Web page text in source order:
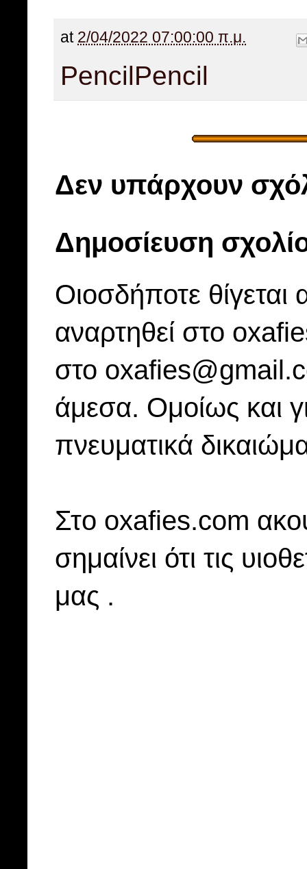
at 2/04/2022 07:00:00 π.μ.
PencilPencil
Δεν υπάρχουν
Δημοσίευση
Οιοσδήποτε
αναρτηθεί στο
στο
άμεσα. Ομοίως και
πνευματικά
Στo oxafies.com
σημαίνει ότι τις
μας .